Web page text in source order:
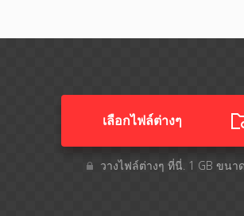
เลือกไฟล์ต่างๆ​
วางไฟล์ต่างๆ​ ที่นี่. 1 GB ขน